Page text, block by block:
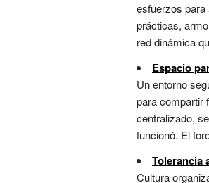
esfuerzos para
prácticas,
red dinámica
Espacio
Un entorno
para compartir
centralizado,
funcionó. El
Tolerancia
Cultura